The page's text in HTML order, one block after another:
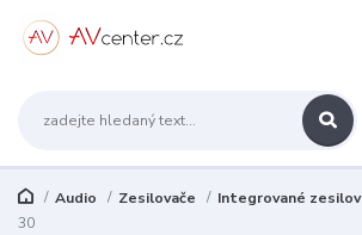
Audio Zesilovače Integrované
30